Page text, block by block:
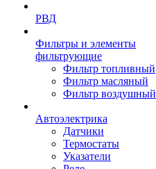
РВД
Фильтры и элементы
фильтрующие
Фильтр топливный
Фильтр масляный
Фильтр воздушный
Автоэлектрика
Датчики
Термостаты
Указатели